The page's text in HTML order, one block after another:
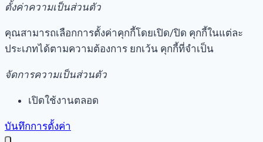
ตั้งค่าความเป็นส่วนตัว
คุณสามารถเลือกการตั้งค่าคุกกี้โดยเปิด/ปิด คุกกี้ในแต่ละ
ประเภทได้ตามความต้องการ ยกเว้น คุกกี้ที่จำเป็น
จัดการความเป็นส่วนตัว
เปิดใช้งานตลอด
บันทึกการตั้งค่า